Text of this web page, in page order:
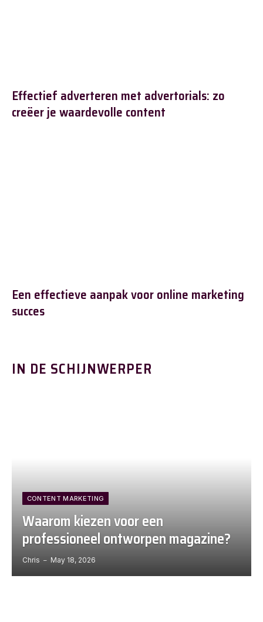
Effectief adverteren met advertorials: zo
creëer je waardevolle content
Een effectieve aanpak voor online marketing
succes
IN DE SCHIJNWERPER
CONTENT MARKETING
Waarom kiezen voor een
professioneel ontworpen magazine?
Chris May 18, 2026